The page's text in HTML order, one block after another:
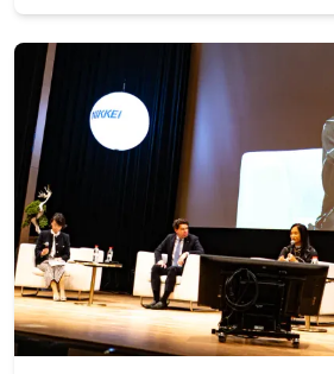
せるキャンペーンを行っています。